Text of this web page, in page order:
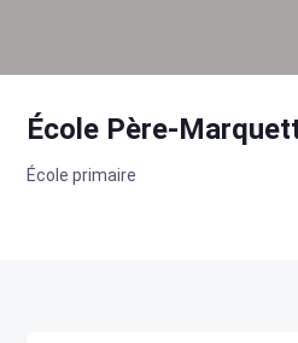
École Père-
École primaire